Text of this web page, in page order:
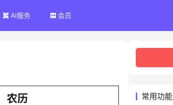
AI服务 会员
农历 常用功能